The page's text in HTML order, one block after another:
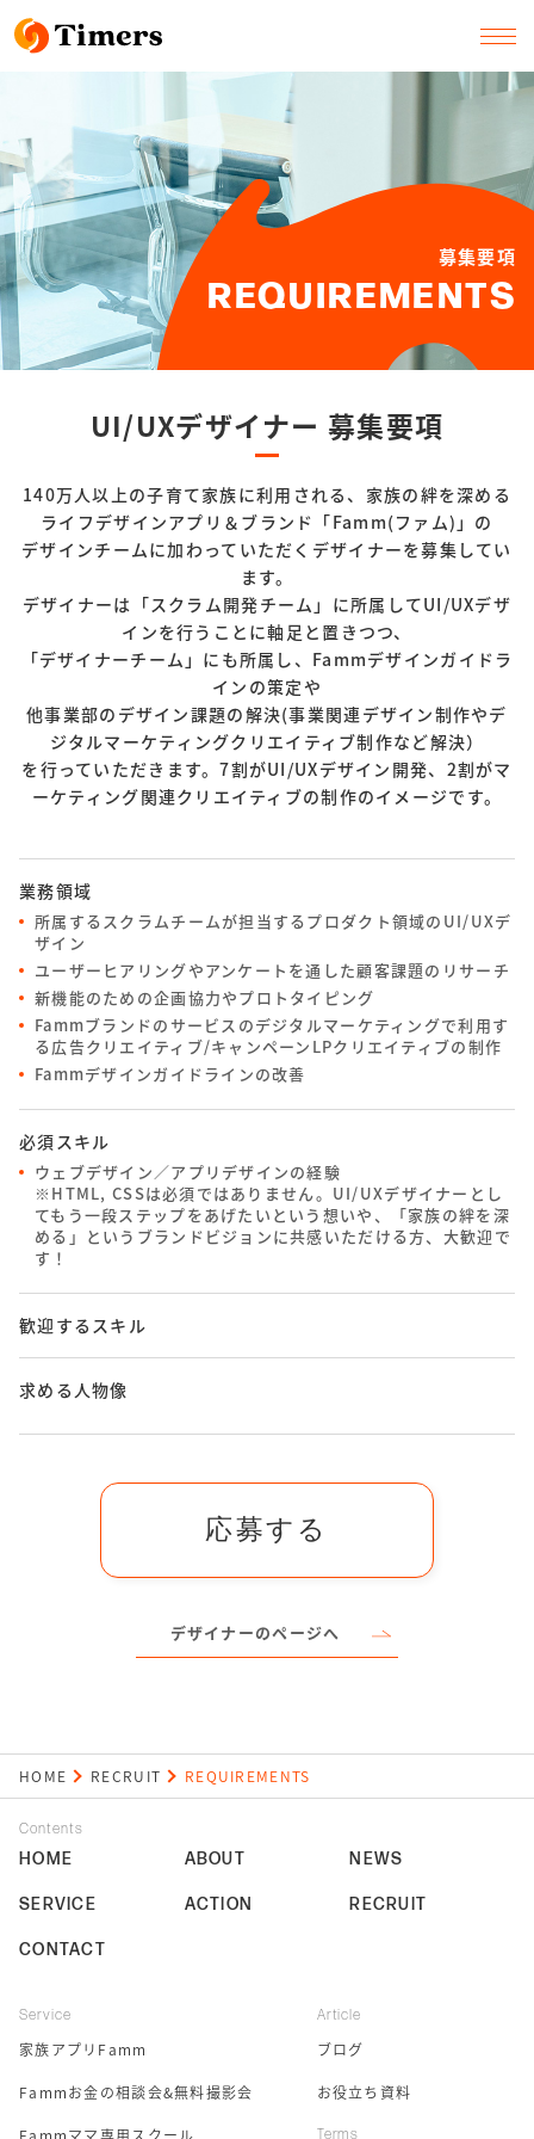
募集要項
REQUIREMENTS
UI/UXデザイナー 募集要項
140万人以上の子育て家族に利用される、 家族の絆を深める
ライフデザインアプリ＆ブランド「Famm(ファム)」の
デザインチームに加わっていただくデザイナーを募集してい
ます。
デザイナーは「スクラム開発チーム」に所属してUI/UXデザ
インを行うことに軸足と置きつつ、
「デザイナーチーム」にも所属し、Fammデザインガイドラ
インの策定や
他事業部のデザイン課題の解決(事業関連デザイン制作やデ
ジタルマーケティングクリエイティブ制作など解決）
を行っていただきます。7割がUI/UXデザイン開発、2割がマ
ーケティング関連クリエイティブの制作のイメージです。
業務領域
所属するスクラムチームが担当するプロダクト領域のUI/UXデ
ザイン
ユーザーヒアリングやアンケートを通した顧客課題のリサーチ
新機能のための企画協力やプロトタイピング
Fammブランドのサービスのデジタルマーケティングで利用す
る広告クリエイティブ/キャンペーンLPクリエイティブの制作
Fammデザインガイドラインの改善
必須スキル
ウェブデザイン／アプリデザインの経験
※HTML, CSSは必須ではありません。 UI/UXデザイナーとし
てもう一段ステップをあげたいという想いや、「家族の絆を深
める」というブランドビジョンに共感いただける方、大歓迎で
す！
歓迎するスキル
求める人物像
応募する
デザイナーのページへ
HOME RECRUIT REQUIREMENTS
Contents
HOME ABOUT NEWS
SERVICE ACTION RECRUIT
CONTACT
Service
家族アプリFamm
Fammお金の相談会&無料撮影会
Fammママ専用スクール
Article
ブログ
お役立ち資料
Terms